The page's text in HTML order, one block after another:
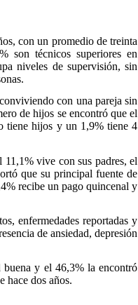
con un promedio de treinta
son técnicos superiores en
niveles de supervisión, sin
con una pareja sin
de hijos se encontró que el
tiene hijos y un 1,9% tiene 4
vive con sus padres, el
que su principal fuente de
recibe un pago quincenal y
enfermedades reportadas y
de ansiedad, depresión
buena y el 46,3% la encontró
hace dos años.